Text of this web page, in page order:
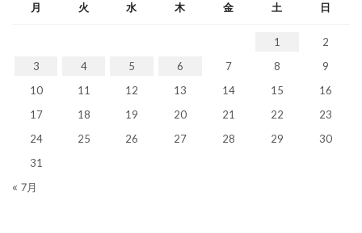
月 火 水 木 金 土 日
1
2
3
4 5 6 7 8
9
10
11 12 13 14 15
16
17
18 19 20 21 22
23
24
25 26 27 28 29
30
31
« 7月